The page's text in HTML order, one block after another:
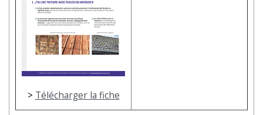
> Télécharger la fiche